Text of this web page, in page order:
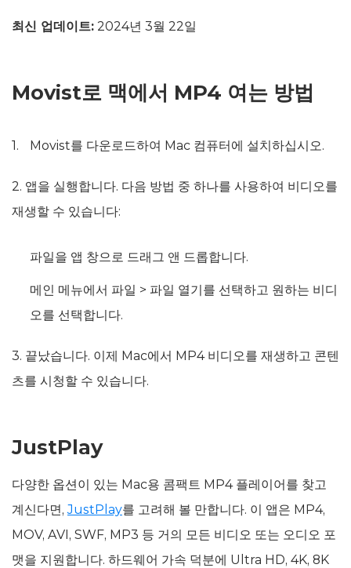
최신 업데이트: 2024년 3월 22일
Movist로 맥에서 MP4 여는 방법
Movist를 다운로드하여 Mac 컴퓨터에 설치하십시오.
2. 앱을 실행합니다. 다음 방법 중 하나를 사용하여 비디오를
재생할 수 있습니다:
파일을 앱 창으로 드래그 앤 드롭합니다.
메인 메뉴에서 파일 > 파일 열기를 선택하고 원하는 비디
오를 선택합니다.
3. 끝났습니다. 이제 Mac에서 MP4 비디오를 재생하고 콘텐
츠를 시청할 수 있습니다.
JustPlay
다양한 옵션이 있는 Mac용 콤팩트 MP4 플레이어를 찾고
계신다면,JustPlay를 고려해 볼 만합니다. 이 앱은 MP4,
MOV, AVI, SWF, MP3 등 거의 모든 비디오 또는 오디오 포
맷을 지원합니다. 하드웨어 가속 덕분에 Ultra HD, 4K, 8K